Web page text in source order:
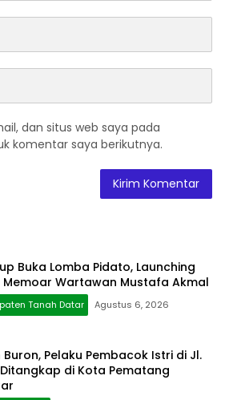
dan situs web saya pada
komentar saya berikutnya.
Buka Lomba Pidato, Launching
Memoar Wartawan Mustafa Akmal
Tanah Datar Agustus 6, 2026
Buron, Pelaku Pembacok Istri di Jl.
Ditangkap di Kota Pematang